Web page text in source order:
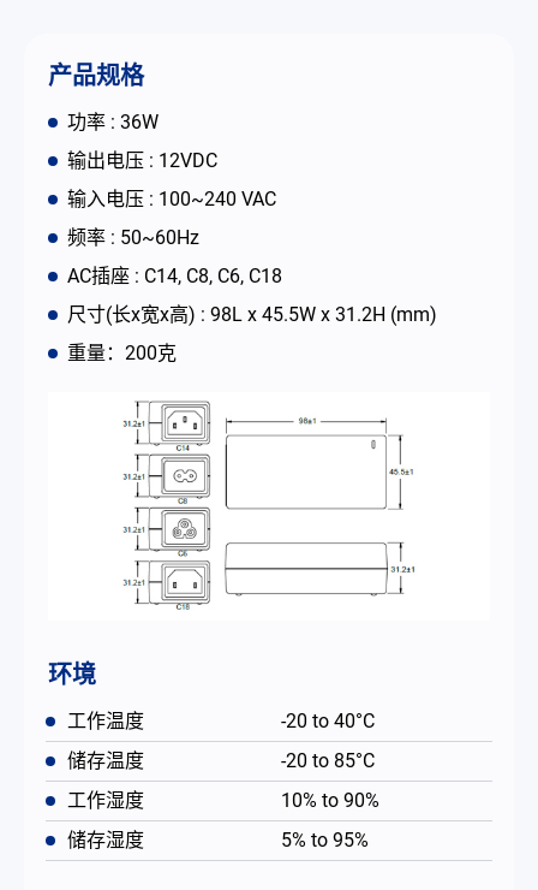
产品规格
功率 : 36W
输出电压 : 12VDC
输入电压 : 100~240 VAC
频率 : 50~60Hz
AC插座 : C14, C8, C6, C18
尺寸(长x宽x高) : 98L x 45.5W x 31.2H (mm)
重量：200克
环境
工作温度
-20 to 40°C
储存温度
-20 to 85°C
工作湿度
10% to 90%
储存湿度
5% to 95%
联络我们
简体中文